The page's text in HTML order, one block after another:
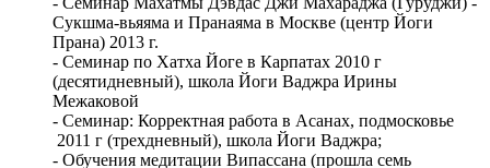
Сукшма-вьяяма и Пранаяма в Москве (центр Йоги
Прана) 2013 г.
- Семинар по Хатха Йоге в Карпатах 2010 г
(десятидневный), школа Йоги Ваджра Ирины
Межаковой
- Семинар: Корректная работа в Асанах, подмосковье
2011 г (трехдневный), школа Йоги Ваджра;
- Обучения медитации Випассана (прошла семь